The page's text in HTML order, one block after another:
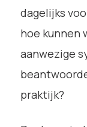
dagelijks
hoe kunnen
aanwezige
praktijk?